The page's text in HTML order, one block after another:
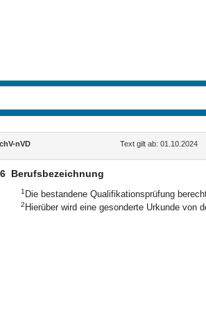
nVD Text gilt ab: 01.10.2024
Berufsbezeichnung
1 Die bestandene Qualifikationsprüfung
2 Hierüber wird eine gesonderte Urkunde von